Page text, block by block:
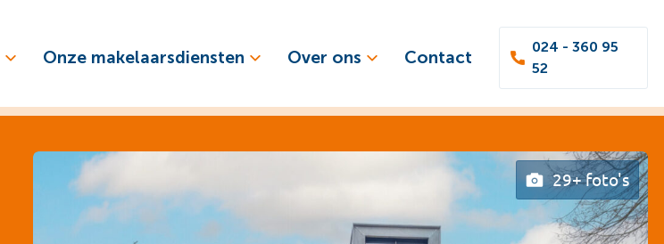
Onze makelaarsdiensten Over ons Contact
024 - 360 95
52
29+ foto's